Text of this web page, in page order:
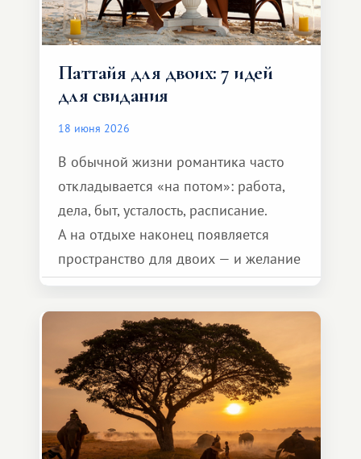
Паттайя для двоих: 7 идей
для свидания
18 июня 2026
В обычной жизни романтика часто
откладывается «на потом»: работа,
дела, быт, усталость, расписание.
А на отдыхе наконец появляется
пространство для двоих — и желание
сделать для близкого человека что-то
особенное. Не обязательно
масштабное, но тёплое
и запоминающееся :)